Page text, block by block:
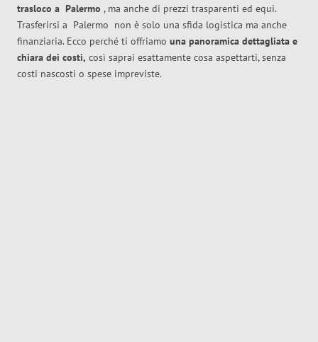
trasloco a Palermo , ma anche di prezzi trasparenti ed equi.
Trasferirsi a Palermo non è solo una sfida logistica ma anche
finanziaria. Ecco perché ti offriamo una panoramica dettagliata e
chiara dei costi, così saprai esattamente cosa aspettarti, senza
costi nascosti o spese impreviste.